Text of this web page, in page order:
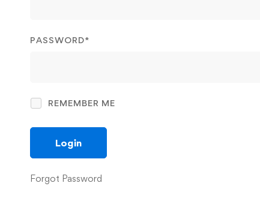
PASSWORD*
REMEMBER ME
Forgot Password